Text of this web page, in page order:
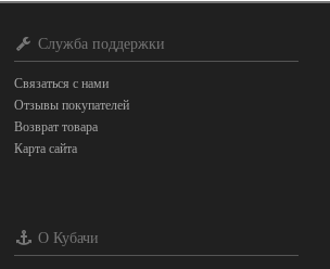
Служба поддержки
Связаться с нами
Отзывы покупателей
Возврат товара
Карта сайта
О Кубачи